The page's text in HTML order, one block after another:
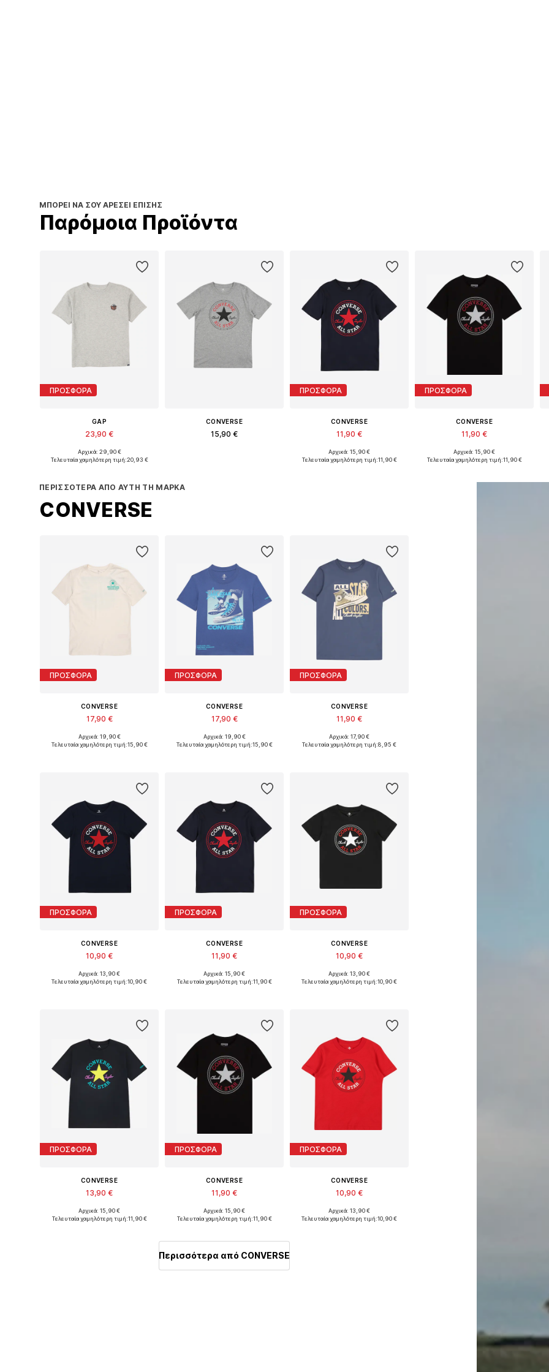
ΜΠΟΡΕΊ ΝΑ ΣΟΥ ΑΡΈΣΕΙ ΕΠΊΣΗΣ
Παρόμοια Προϊόντα
ΠΡΟΣΦΟΡΑ
GAP
23,90 €
Διαθέσιμο σε πολλά μεγέθη
Αρχικά: 29,90 €
Τελευταία χαμηλότερη τιμή:20,93 €
CONVERSE
15,90 €
ΠΡΟΣΦΟΡΑ
CONVERSE
11,90 €
Αρχικά: 15,90 €
Τελευταία χαμηλότερη τιμή:11,90 €
ΠΡΟΣΦΟΡΑ
CONVERSE
11,90 €
Αρχικά: 15,90 €
Τελευταία χαμηλότερη τιμή:11,90 €
ΠΕΡΙΣΣΌΤΕΡΑ ΑΠΌ ΑΥΤΉ ΤΗ ΜΆΡΚΑ
CONVERSE
ΠΡΟΣΦΟΡΑ
CONVERSE
17,90 €
Αρχικά: 19,90 €
Τελευταία χαμηλότερη τιμή:15,90 €
ΠΡΟΣΦΟΡΑ
CONVERSE
17,90 €
Αρχικά: 19,90 €
Τελευταία χαμηλότερη τιμή:15,90 €
ΠΡΟΣΦΟΡΑ
CONVERSE
11,90 €
Αρχικά: 17,90 €
Τελευταία χαμηλότερη τιμή:8,95 €
ΠΡΟΣΦΟΡΑ
CONVERSE
10,90 €
Διαθέσιμο σε πολλά μεγέθη
Αρχικά: 13,90 €
Τελευταία χαμηλότερη τιμή:10,90 €
ΠΡΟΣΦΟΡΑ
CONVERSE
11,90 €
Αρχικά: 15,90 €
Τελευταία χαμηλότερη τιμή:11,90 €
ΠΡΟΣΦΟΡΑ
CONVERSE
10,90 €
Διαθέσιμο σε πολλά μεγέθη
Αρχικά: 13,90 €
Τελευταία χαμηλότερη τιμή:10,90 €
ΠΡΟΣΦΟΡΑ
CONVERSE
13,90 €
Αρχικά: 15,90 €
Τελευταία χαμηλότερη τιμή:11,90 €
ΠΡΟΣΦΟΡΑ
CONVERSE
11,90 €
Αρχικά: 15,90 €
Τελευταία χαμηλότερη τιμή:11,90 €
ΠΡΟΣΦΟΡΑ
CONVERSE
10,90 €
Διαθέσιμο σε πολλά μεγέθη
Αρχικά: 13,90 €
Τελευταία χαμηλότερη τιμή:10,90 €
Περισσότερα από CONVERSE